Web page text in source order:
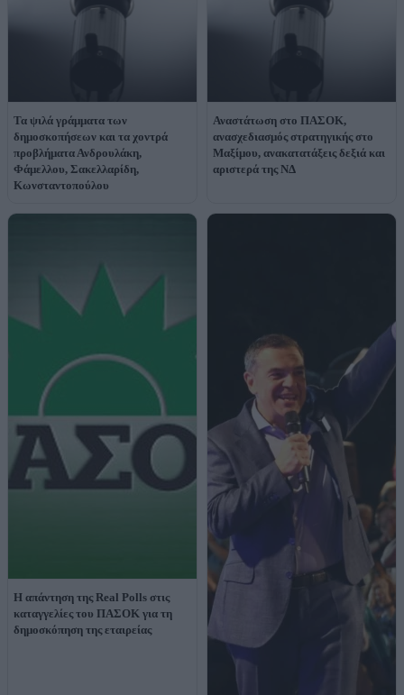
Τα ψιλά γράμματα των
δημοσκοπήσεων και τα χοντρά
προβλήματα Ανδρουλάκη,
Φάμελλου, Σακελλαρίδη,
Κωνσταντοπούλου
Αναστάτωση στο ΠΑΣΟΚ,
ανασχεδιασμός στρατηγικής στο
Μαξίμου, ανακατατάξεις δεξιά και
αριστερά της ΝΔ
Η απάντηση της Real Polls στις
καταγγελίες του ΠΑΣΟΚ για τη
δημοσκόπηση της εταιρείας